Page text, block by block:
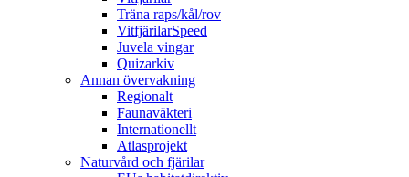
Träna raps/kål/rov
VitfjärilarSpeed
Juvela vingar
Quizarkiv
Annan övervakning
Regionalt
Faunaväkteri
Internationellt
Atlasprojekt
Naturvård och fjärilar